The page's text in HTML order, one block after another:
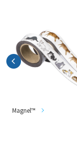
Magnel™